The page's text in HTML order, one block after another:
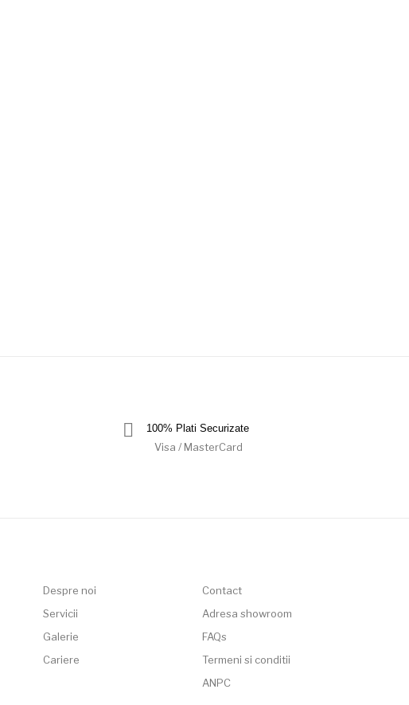
100% Plati Securizate
Visa / MasterCard
Despre noi
Servicii
Galerie
Cariere
Contact
Adresa showroom
FAQs
Termeni si conditii
ANPC